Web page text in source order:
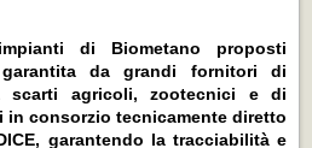
di Biometano proposti
da grandi fornitori di
scarti agricoli, zootecnici e di
in consorzio tecnicamente diretto
garantendo la tracciabilità e